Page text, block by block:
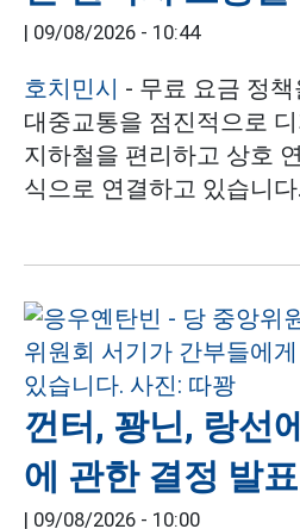
09/08/2026 - 10:44
호치민시 - 무료 요금 정
대중교통을 점진적으로
지하철을 편리하고 상호
식으로 연결하고 있습니다.
껀터, 꽝닌, 랑선
에 관한 결정 발표
09/08/2026 - 10:00